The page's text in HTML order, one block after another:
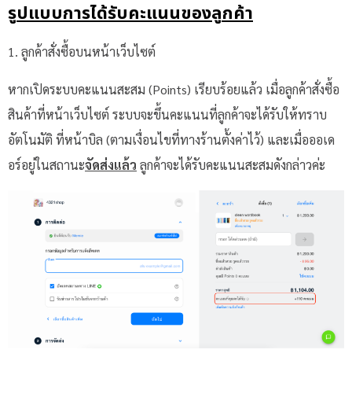
รูปแบบการได้รับคะแนนของลูกค้า
1. ลูกค้าสั่งซื้อบนหน้าเว็บไซต์
หากเปิดระบบคะแนนสะสม (Points) เรียบร้อยแล้ว เมื่อลูกค้าสั่งซื้อ
สินค้าที่หน้าเว็บไซต์ ระบบจะขึ้นคะแนนที่ลูกค้าจะได้รับให้ทราบ
อัตโนมัติ ที่หน้าบิล (ตามเงื่อนไขที่ทางร้านตั้งค่าไว้) และเมื่อออเด
อร์อยู่ในสถานะจัดส่งแล้ว ลูกค้าจะได้รับคะแนนสะสมดังกล่าวค่ะ